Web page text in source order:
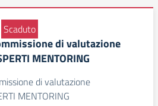
Scaduto
di valutazione
MENTORING
di valutazione
MENTORING